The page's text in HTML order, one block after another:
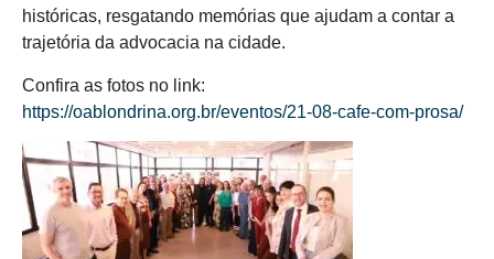
históricas, resgatando memórias que ajudam a contar a
trajetória da advocacia na cidade.
Confira as fotos no link:
https://oablondrina.org.br/eventos/21-08-cafe-com-prosa/